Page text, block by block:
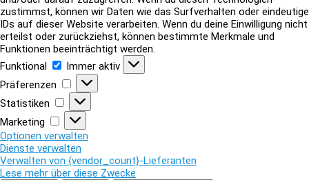
zustimmst, können wir Daten wie das Surfverhalten oder eindeutige
IDs auf dieser Website verarbeiten. Wenn du deine Einwilligung nicht
erteilst oder zurückziehst, können bestimmte Merkmale und
Funktionen beeinträchtigt werden.
Funktional
Funktional
Immer aktiv
Präferenzen
Präferenzen
Statistiken
Statistiken
Marketing
Marketing
Optionen verwalten
Dienste verwalten
Verwalten von {vendor_count}-Lieferanten
Lese mehr über diese Zwecke